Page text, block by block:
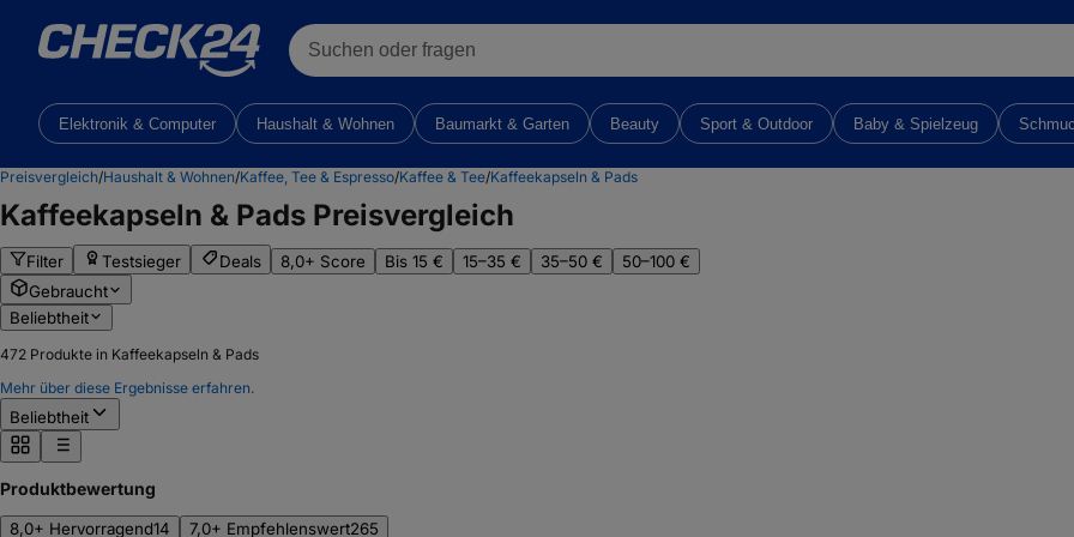
Suchen oder fragen
Elektronik & Computer Haushalt & Wohnen Baumarkt & Garten Beauty Sport & Outdoor Baby & Spielzeug
Preisvergleich/Haushalt & Wohnen/Kaffee, Tee & Espresso/Kaffee & Tee/Kaffeekapseln & Pads
Kaffeekapseln & Pads Preisvergleich
Filter Testsieger Deals 8,0+ Score Bis 15 € 15–35 € 35–50 €
50–100 €
Gebraucht
Beliebtheit
472 Produkte in Kaffeekapseln & Pads
Mehr über diese Ergebnisse erfahren.
Beliebtheit
Produktbewertung
8,0+ Hervorragend14 7,0+ Empfehlenswert265